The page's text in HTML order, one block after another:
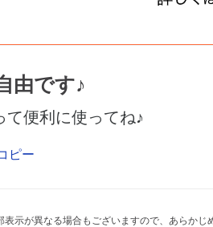
由です♪
て便利に使ってね♪
ピー
示が異なる場合もございますので、あらかじ